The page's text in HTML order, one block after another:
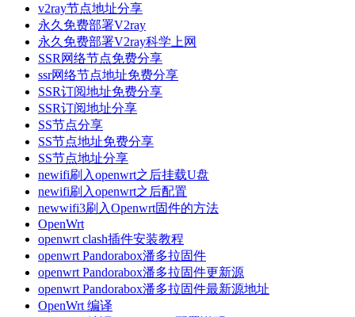
v2ray节点地址分享
永久免费部署V2ray
永久免费部署V2ray科学上网
SSR网络节点免费分享
ssr网络节点地址免费分享
SSR订阅地址免费分享
SSR订阅地址分享
SS节点分享
SS节点地址免费分享
SS节点地址分享
newifi刷入openwrt之后挂载U盘
newifi刷入openwrt之后配置
newwifi3刷入Openwrt固件的方法
OpenWrt
openwrt clash插件安装教程
openwrt Pandorabox潘多拉固件
openwrt Pandorabox潘多拉固件更新源
openwrt Pandorabox潘多拉固件最新源地址
OpenWrt 编译